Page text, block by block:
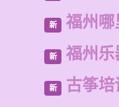
新 福州哪
新 福州乐
新 古筝